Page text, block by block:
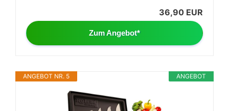
36,90 EUR
Zum Angebot*
ANGEBOT
ANGEBOT NR. 5